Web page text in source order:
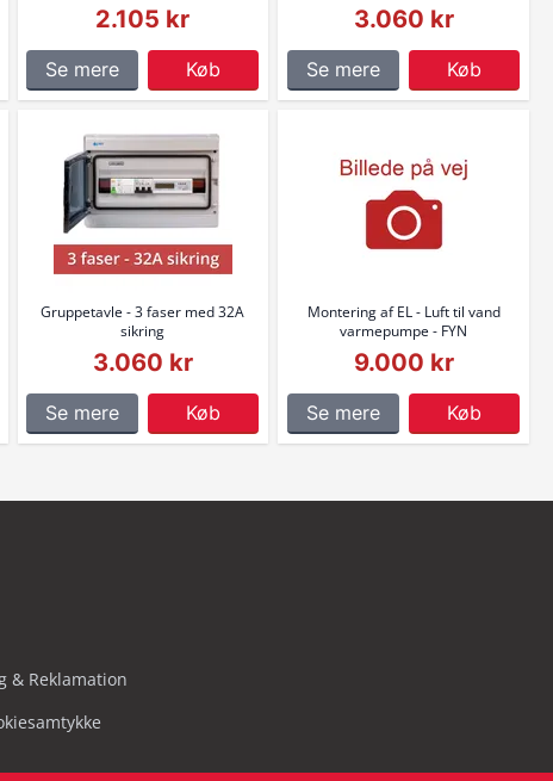
2.105 kr
Se mere Køb
3.060 kr
Se mere Køb
Gruppetavle - 3 faser med 32A
sikring
3.060 kr
Se mere Køb
Montering af EL - Luft til vand
varmepumpe - FYN
9.000 kr
Se mere Køb
& Reklamation